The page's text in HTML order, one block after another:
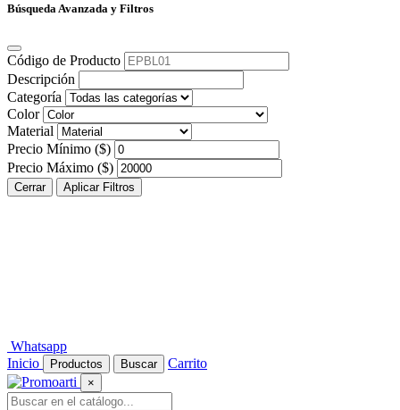
Búsqueda Avanzada y Filtros
Código de Producto
Descripción
Categoría
Color
Material
Precio Mínimo ($)
Precio Máximo ($)
Cerrar Aplicar Filtros
Whatsapp
Inicio
Productos Buscar Carrito
×